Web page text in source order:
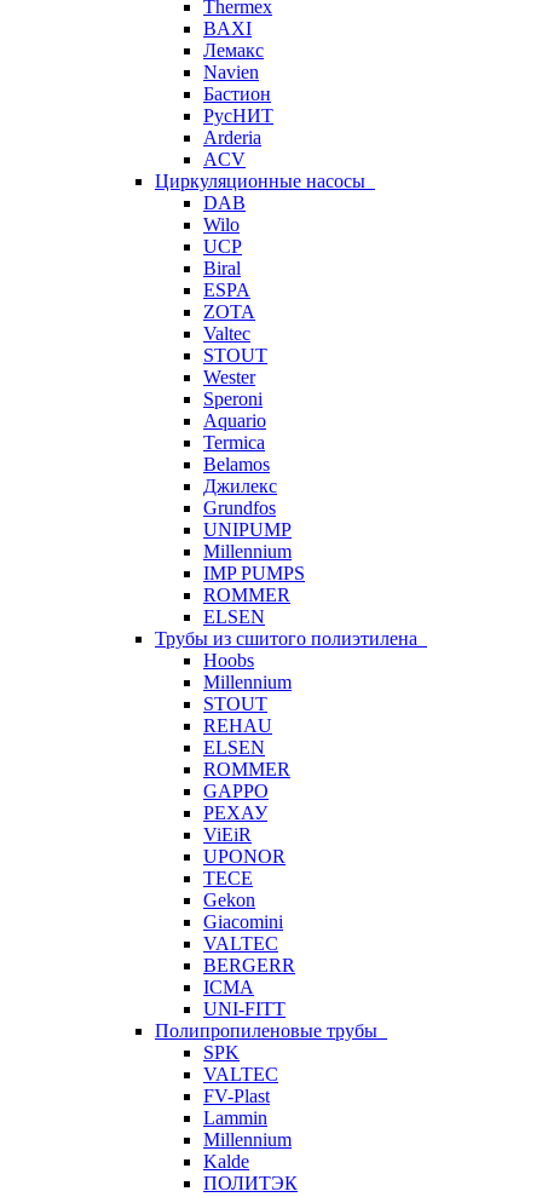
Thermex
BAXI
Лемакс
Navien
Бастион
РусНИТ
Arderia
ACV
Циркуляционные насосы
DAB
Wilo
UCP
Biral
ESPA
ZOTA
Valtec
STOUT
Wester
Speroni
Aquario
Termica
Belamos
Джилекс
Grundfos
UNIPUMP
Millennium
IMP PUMPS
ROMMER
ELSEN
Трубы из сшитого полиэтилена
Hoobs
Millennium
STOUT
REHAU
ELSEN
ROMMER
GAPPO
РЕХАУ
ViEiR
UPONOR
TECE
Gekon
Giacomini
VALTEC
BERGERR
ICMA
UNI-FITT
Полипропиленовые трубы
SPK
VALTEC
FV-Plast
Lammin
Millennium
Kalde
ПОЛИТЭК